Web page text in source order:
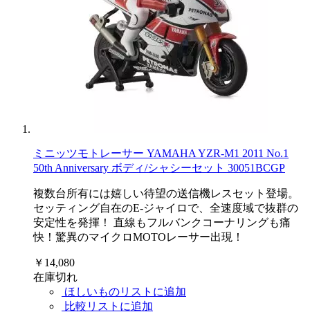
ミニッツモトレーサー YAMAHA YZR-M1 2011 No.1
50th Anniversary ボディ/シャシーセット 30051BCGP
複数台所有には嬉しい待望の送信機レスセット登場。
セッティング自在のE-ジャイロで、全速度域で抜群の
安定性を発揮！ 直線もフルバンクコーナリングも痛
快！驚異のマイクロMOTOレーサー出現！
￥14,080
在庫切れ
ほしいものリストに追加
比較リストに追加